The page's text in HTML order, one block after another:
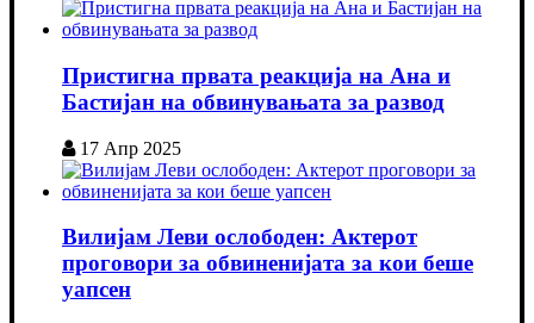
Пристигна првата реакција на Ана и
Бастијан на обвинувањата за развод
17 Апр 2025
Вилијам Леви ослободен: Актерот
проговори за обвиненијата за кои беше
уапсен